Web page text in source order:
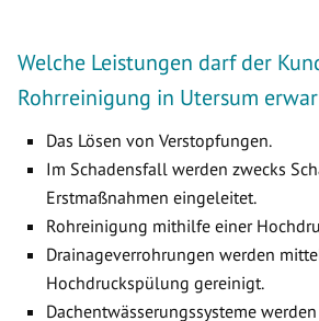
Welche Leistungen darf der
Rohrreinigung in Utersum
Das Lösen von Verstopfungen.
Im Schadensfall werden zwecks
Erstmaßnahmen eingeleitet.
Rohreinigung mithilfe einer
Drainageverrohrungen werden
Hochdruckspülung gereinigt.
Dachentwässerungssysteme